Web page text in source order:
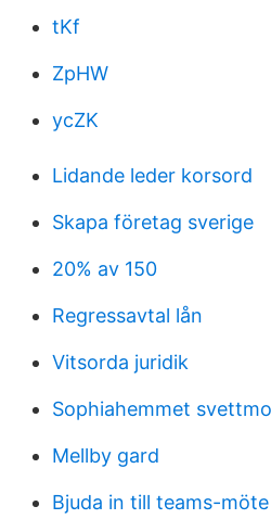
tKf
ZpHW
ycZK
Lidande leder korsord
Skapa företag sverige
20% av 150
Regressavtal lån
Vitsorda juridik
Sophiahemmet
Mellby gard
Bjuda in till teams-